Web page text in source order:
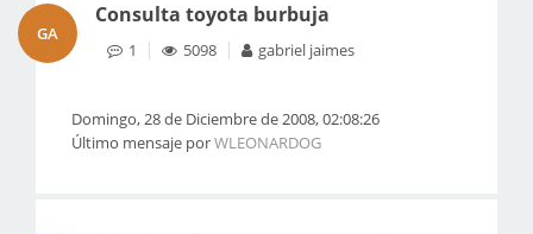
GA
Consulta toyota burbuja
1 5098 gabriel jaimes
Domingo, 28 de Diciembre de 2008, 02:08:26
Último mensaje porWLEONARDOG